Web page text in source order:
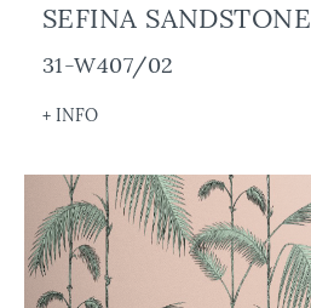
SEFINA SANDSTONE
31-W407/02
+ INFO